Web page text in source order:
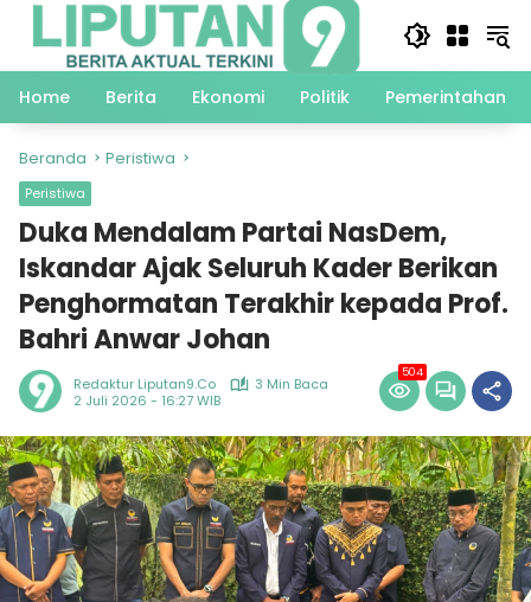
Langsung
Home
Berita Ekonomi Politik Pemerintahan
Beranda Peristiwa
Peristiwa
Duka Mendalam Partai NasDem,
Iskandar Ajak Seluruh Kader Berikan
Penghormatan Terakhir kepada Prof.
Bahri Anwar Johan
Redaktur Liputan9.co
3 Min Baca
2 Juli 2026 - 16:27 WIB
504